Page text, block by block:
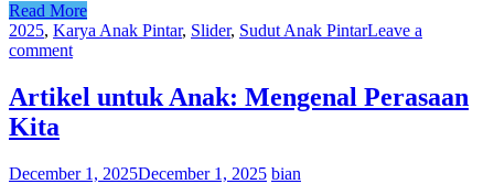
Read More
2025, Karya Anak Pintar, Slider, Sudut Anak PintarLeave a
comment
Artikel untuk Anak: Mengenal Perasaan
Kita
December 1, 2025December 1, 2025 bian